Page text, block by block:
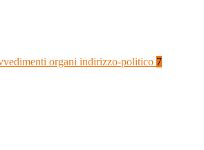
organi indirizzo-politico 7